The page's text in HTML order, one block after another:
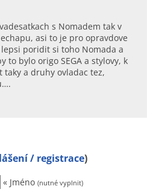
s Nomadem tak v
asi to je pro opravdove
poridit si toho Nomada a
to bylo origo SEGA a stylovy, k
a druhy ovladac tez,
/ registrace)
« Jméno (nutné vyplnit)